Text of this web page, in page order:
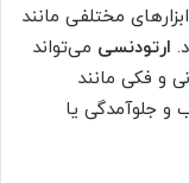
مختلفی مانند
ارتودنسی می‌تواند
و فکی مانند
و جلوآمدگی یا